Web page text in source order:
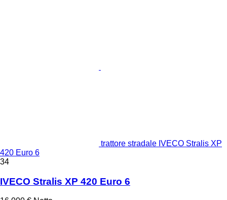
trattore stradale IVECO Stralis XP
420 Euro 6
34
IVECO Stralis XP 420 Euro 6